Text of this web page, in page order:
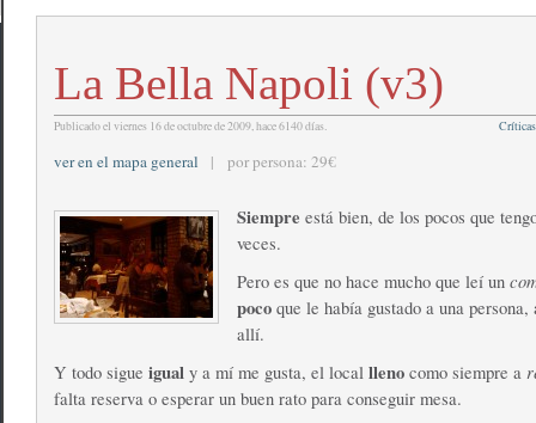
La Bella Napoli (v3)
Publicado el viernes 16 de octubre de 2009, hace 6140 días. Críticas
ver en el mapa general | por persona: 29€
Siempre está bien, de los pocos que
veces.
Pero es que no hace mucho que leí un
pocoque le había gustado a una persona,
allí.
Y todo sigue igualy a mí me gusta, el local llenocomo siempre a
falta reserva o esperar un buen rato para conseguir mesa.